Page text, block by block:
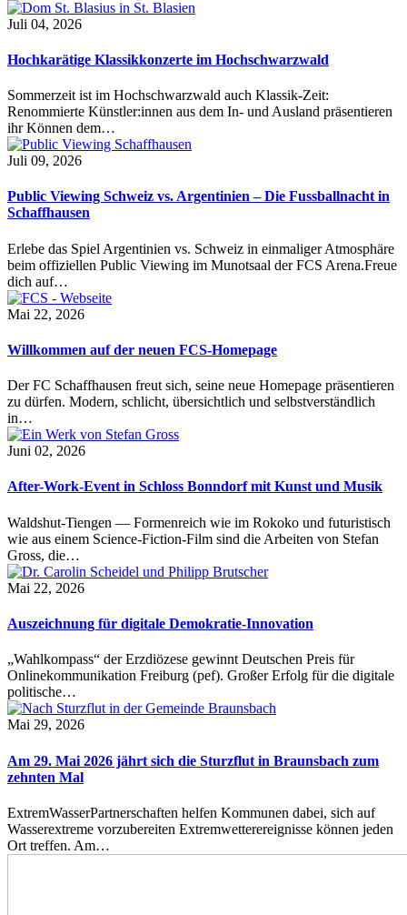
Juli 04, 2026
Hochkarätige Klassikkonzerte im Hochschwarzwald
Sommerzeit ist im Hochschwarzwald auch Klassik-Zeit:
Renommierte Künstler:innen aus dem In- und Ausland präsentieren
ihr Können dem…
Juli 09, 2026
Public Viewing Schweiz vs. Argentinien – Die Fussballnacht in
Schaffhausen
Erlebe das Spiel Argentinien vs. Schweiz in einmaliger Atmosphäre
beim offiziellen Public Viewing im Munotsaal der FCS Arena.Freue
dich auf…
Mai 22, 2026
Willkommen auf der neuen FCS-Homepage
Der FC Schaffhausen freut sich, seine neue Homepage präsentieren
zu dürfen. Modern, schlicht, übersichtlich und selbstverständlich
in…
Juni 02, 2026
After-Work-Event in Schloss Bonndorf mit Kunst und Musik
Waldshut-Tiengen — Formenreich wie im Rokoko und futuristisch
wie aus einem Science-Fiction-Film sind die Arbeiten von Stefan
Gross, die…
Mai 22, 2026
Auszeichnung für digitale Demokratie-Innovation
„Wahlkompass“ der Erzdiözese gewinnt Deutschen Preis für
Onlinekommunikation Freiburg (pef). Großer Erfolg für die digitale
politische…
Mai 29, 2026
Am 29. Mai 2026 jährt sich die Sturzflut in Braunsbach zum
zehnten Mal
ExtremWasserPartnerschaften helfen Kommunen dabei, sich auf
Wasserextreme vorzubereiten Extremwetterereignisse können jeden
Ort treffen. Am…